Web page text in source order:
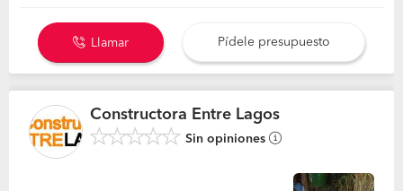
Llamar Pídele presupuesto
Constructora Entre Lagos
Sin opiniones